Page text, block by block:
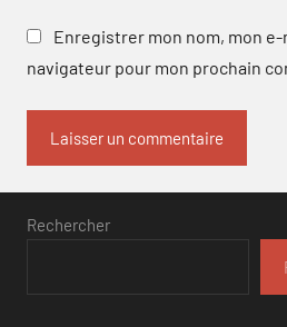
Enregistrer mon nom, mon
navigateur pour mon prochain
Rechercher